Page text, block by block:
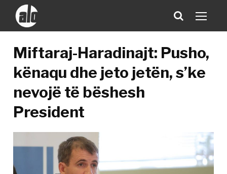
Miftaraj-Haradinajt: Pusho,
kënaqu dhe jeto jetën, s’ke
nevojë të bëshesh
President